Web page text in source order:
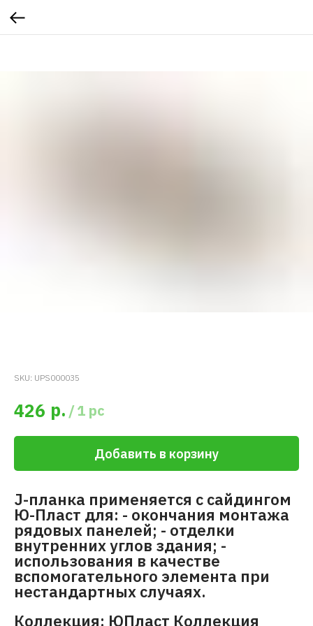
SKU: UPS000035
426 р. /1 pc
Добавить в корзину
J-планка применяется с сайдингом
Ю-Пласт для: - окончания монтажа
рядовых панелей; - отделки
внутренних углов здания; -
использования в качестве
вспомогательного элемента при
нестандартных случаях.
Коллекция: ЮПласт Коллекция